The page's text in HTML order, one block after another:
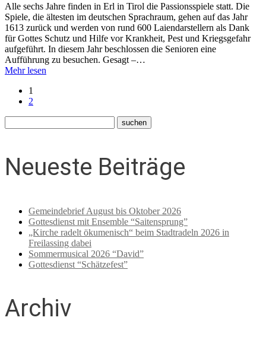
Alle sechs Jahre finden in Erl in Tirol die Passionsspiele statt. Die
Spiele, die ältesten im deutschen Sprachraum, gehen auf das Jahr
1613 zurück und werden von rund 600 Laiendarstellern als Dank
für Gottes Schutz und Hilfe vor Krankheit, Pest und Kriegsgefahr
aufgeführt. In diesem Jahr beschlossen die Senioren eine
Aufführung zu besuchen. Gesagt –…
Mehr lesen
1
2
Neueste Beiträge
Gemeindebrief August bis Oktober 2026
Gottesdienst mit Ensemble “Saitensprung”
„Kirche radelt ökumenisch“ beim Stadtradeln 2026 in
Freilassing dabei
Sommermusical 2026 “David”
Gottesdienst “Schätzefest”
Archiv